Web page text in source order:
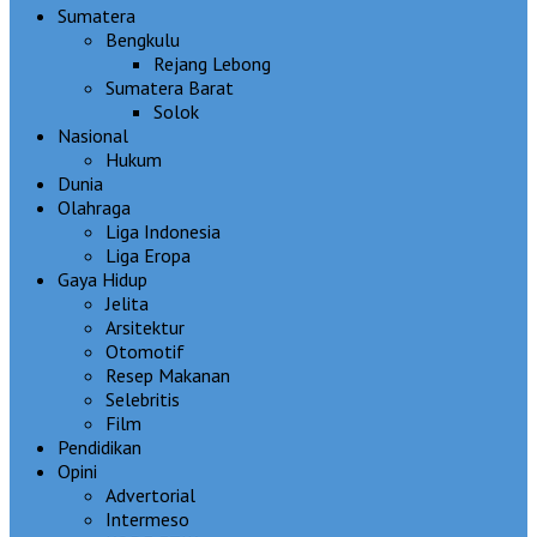
Sumatera
Bengkulu
Rejang Lebong
Sumatera Barat
Solok
Nasional
Hukum
Dunia
Olahraga
Liga Indonesia
Liga Eropa
Gaya Hidup
Jelita
Arsitektur
Otomotif
Resep Makanan
Selebritis
Film
Pendidikan
Opini
Advertorial
Intermeso